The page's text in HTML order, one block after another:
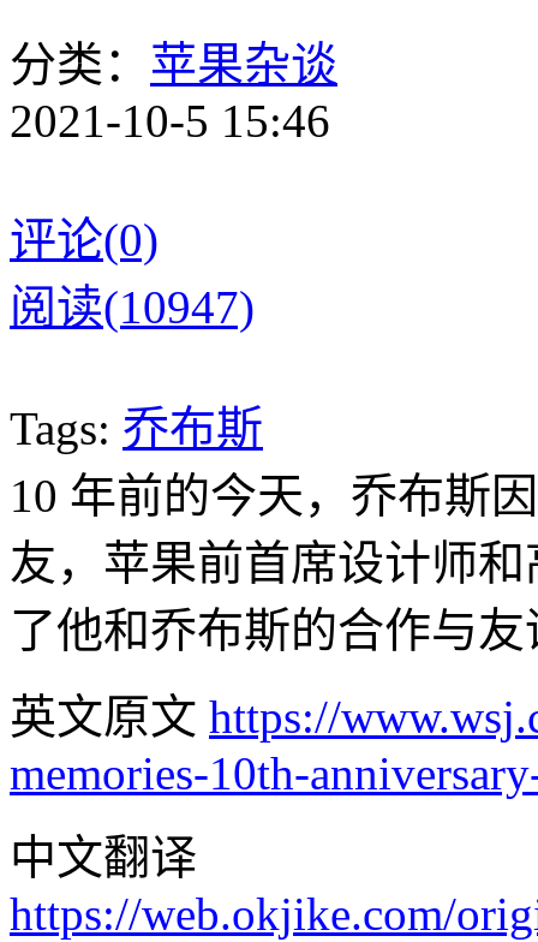
分类： 苹果杂谈
2021-10-5 15:46
评论(0)
阅读(10947)
Tags: 乔布斯
10 年前的今天，乔布斯
友，苹果前首席设计师
了他和乔布斯的合作与友
英文原文 https://
memories-10th-
中文翻译
https://web.okjike.com/